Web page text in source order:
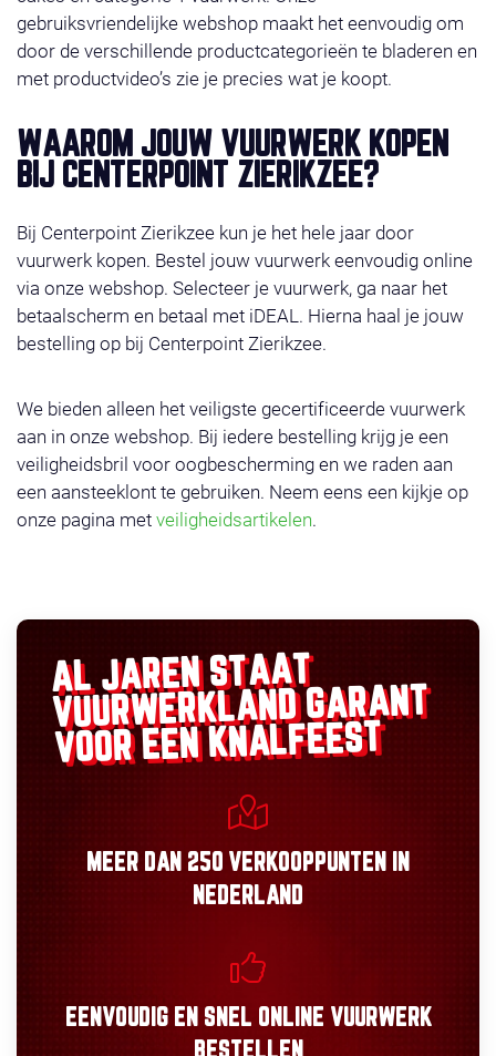
gebruiksvriendelijke webshop maakt het eenvoudig om
door de verschillende productcategorieën te bladeren en
met productvideo’s zie je precies wat je koopt.
WAAROM JOUW VUURWERK KOPEN
BIJ CENTERPOINT ZIERIKZEE?
Bij Centerpoint Zierikzee kun je het hele jaar door
vuurwerk kopen. Bestel jouw vuurwerk eenvoudig online
via onze webshop. Selecteer je vuurwerk, ga naar het
betaalscherm en betaal met iDEAL. Hierna haal je jouw
bestelling op bij Centerpoint Zierikzee.
We bieden alleen het veiligste gecertificeerde vuurwerk
aan in onze webshop. Bij iedere bestelling krijg je een
veiligheidsbril voor oogbescherming en we raden aan
een aansteeklont te gebruiken. Neem eens een kijkje op
onze pagina met veiligheidsartikelen.
AL JAREN STAAT
VUURWERKLANDGARANT
VOOR EEN KNALFEEST
MEER DAN 250 VERKOOPPUNTEN
IN
NEDERLAND
EENVOUDIGEN SNEL ONLINE VUURWERK